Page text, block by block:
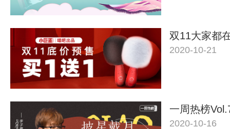
双11大家都
2020-10-21
一周热榜
2020-10-16